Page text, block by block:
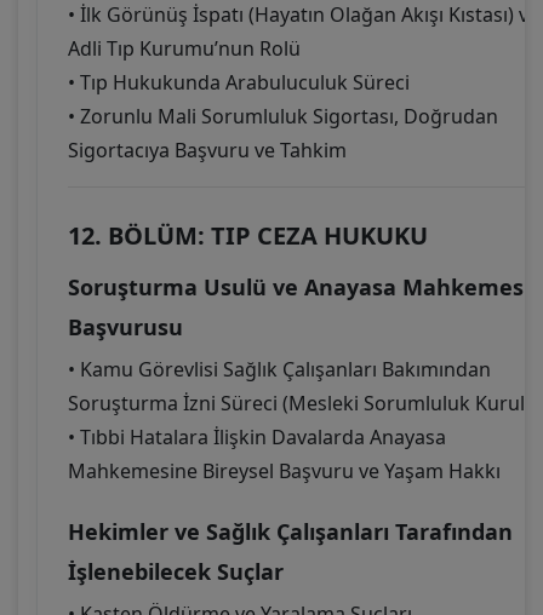
• İlk Görünüş İspatı (Hayatın Olağan Akışı Kıstası) ve
Adli Tıp Kurumu’nun Rolü
• Tıp Hukukunda Arabuluculuk Süreci
• Zorunlu Mali Sorumluluk Sigortası, Doğrudan
Sigortacıya Başvuru ve Tahkim
12. BÖLÜM: TIP CEZA HUKUKU
Soruşturma Usulü ve Anayasa Mahkemesi
Başvurusu
• Kamu Görevlisi Sağlık Çalışanları Bakımından
Soruşturma İzni Süreci (Mesleki Sorumluluk Kurulu)
• Tıbbi Hatalara İlişkin Davalarda Anayasa
Mahkemesine Bireysel Başvuru ve Yaşam Hakkı
Hekimler ve Sağlık Çalışanları Tarafından
İşlenebilecek Suçlar